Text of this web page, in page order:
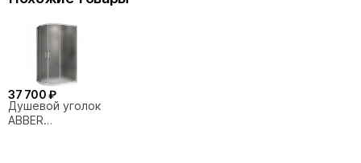
37 700 ₽
Душевой уголок
ABBER